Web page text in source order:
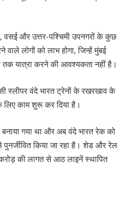
वसई और उत्तर-पश्चिमी उपनगरों के कुछ
वाले लोगों को लाभ होगा, जिन्हें मुंबई
तक यात्रा करने की आवश्यकता नहीं है।
स्लीपर वंदे भारत ट्रेनों के रखरखाव के
काम शुरू कर दिया है।
बनाया गया था और अब वंदे भारत रेक को
किया जा रहा है। शेड और रेल
की लागत से आठ लाइनें स्थापित